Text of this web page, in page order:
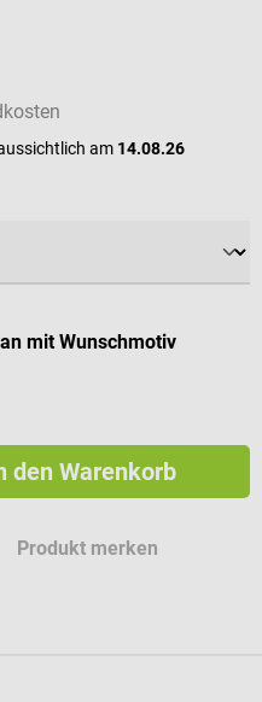
am 14.08.26
mit Wunschmotiv
den Warenkorb
Produkt merken